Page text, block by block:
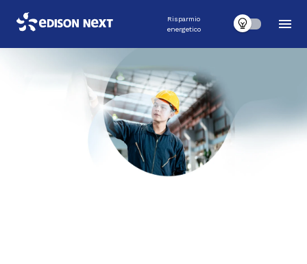
Risparmio
energetico